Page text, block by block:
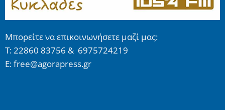
Μπορείτε να επικοινωνήσετε μαζί μας:
Τ: 22860 83756 & 6975724219
E: free@agorapress.gr